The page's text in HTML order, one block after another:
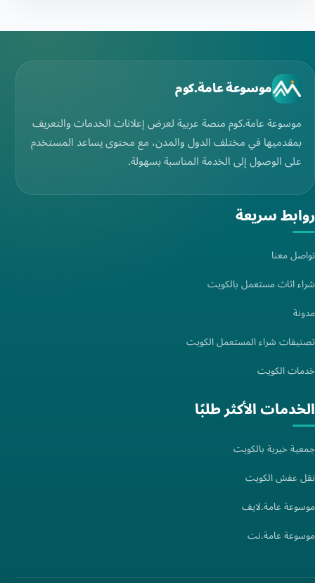
موسوعة عامة.كوم
موسوعة عامة.كوم منصة عربية لعرض إعلانات الخدمات والتعريف
بمقدميها في مختلف الدول والمدن، مع محتوى يساعد المستخدم
على الوصول إلى الخدمة المناسبة بسهولة.
روابط سريعة
تواصل معنا
شراء اثاث مستعمل بالكويت
مدونة
تصنيفات شراء المستعمل الكويت
خدمات الكويت
الخدمات الأكثر طلبًا
جمعية خيرية بالكويت
نقل عفش الكويت
موسوعة عامة.لايف
موسوعة عامة.نت